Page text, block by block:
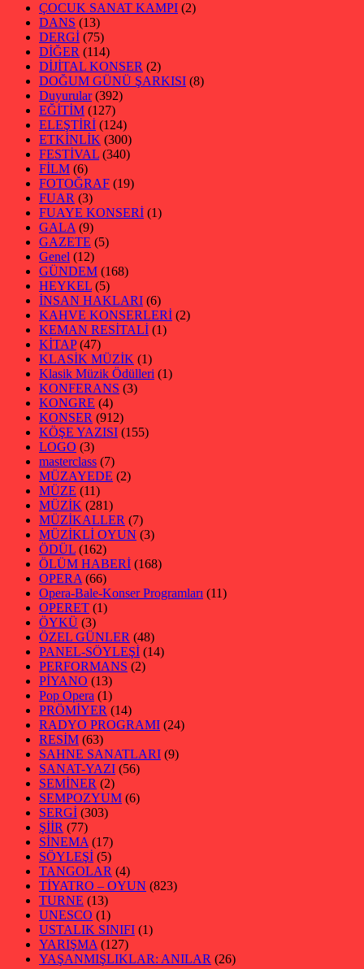
ÇOCUK SANAT KAMPI (2)
DANS (13)
DERGİ (75)
DİĞER (114)
DİJİTAL KONSER (2)
DOĞUM GÜNÜ ŞARKISI (8)
Duyurular(392)
EĞİTİM (127)
ELEŞTİRİ (124)
ETKİNLİK (300)
FESTİVAL (340)
FİLM (6)
FOTOĞRAF (19)
FUAR (3)
FUAYE KONSERİ (1)
GALA (9)
GAZETE (5)
Genel (12)
GÜNDEM (168)
HEYKEL (5)
İNSAN HAKLARI (6)
KAHVE KONSERLERİ (2)
KEMAN RESİTALİ (1)
KİTAP(47)
KLASİK MÜZİK (1)
Klasik Müzik Ödülleri (1)
KONFERANS (3)
KONGRE (4)
KONSER (912)
KÖŞE YAZISI (155)
LOGO (3)
masterclass (7)
MÜZAYEDE (2)
MÜZE (11)
MÜZİK (281)
MÜZİKALLER (7)
MÜZİKLİ OYUN (3)
ÖDÜL (162)
ÖLÜM HABERİ (168)
OPERA (66)
Opera-Bale-Konser Programları (11)
OPERET (1)
ÖYKÜ (3)
ÖZEL GÜNLER (48)
PANEL-SÖYLEŞİ (14)
PERFORMANS (2)
PİYANO (13)
Pop Opera (1)
PRÖMİYER (14)
RADYO PROGRAMI (24)
RESİM (63)
SAHNE SANATLARI (9)
SANAT-YAZI (56)
SEMİNER (2)
SEMPOZYUM (6)
SERGİ (303)
ŞİİR (77)
SİNEMA (17)
SÖYLEŞİ (5)
TANGOLAR (4)
TİYATRO – OYUN (823)
TURNE (13)
UNESCO (1)
USTALIK SINIFI (1)
YARIŞMA (127)
YAŞANMIŞLIKLAR: ANILAR (26)